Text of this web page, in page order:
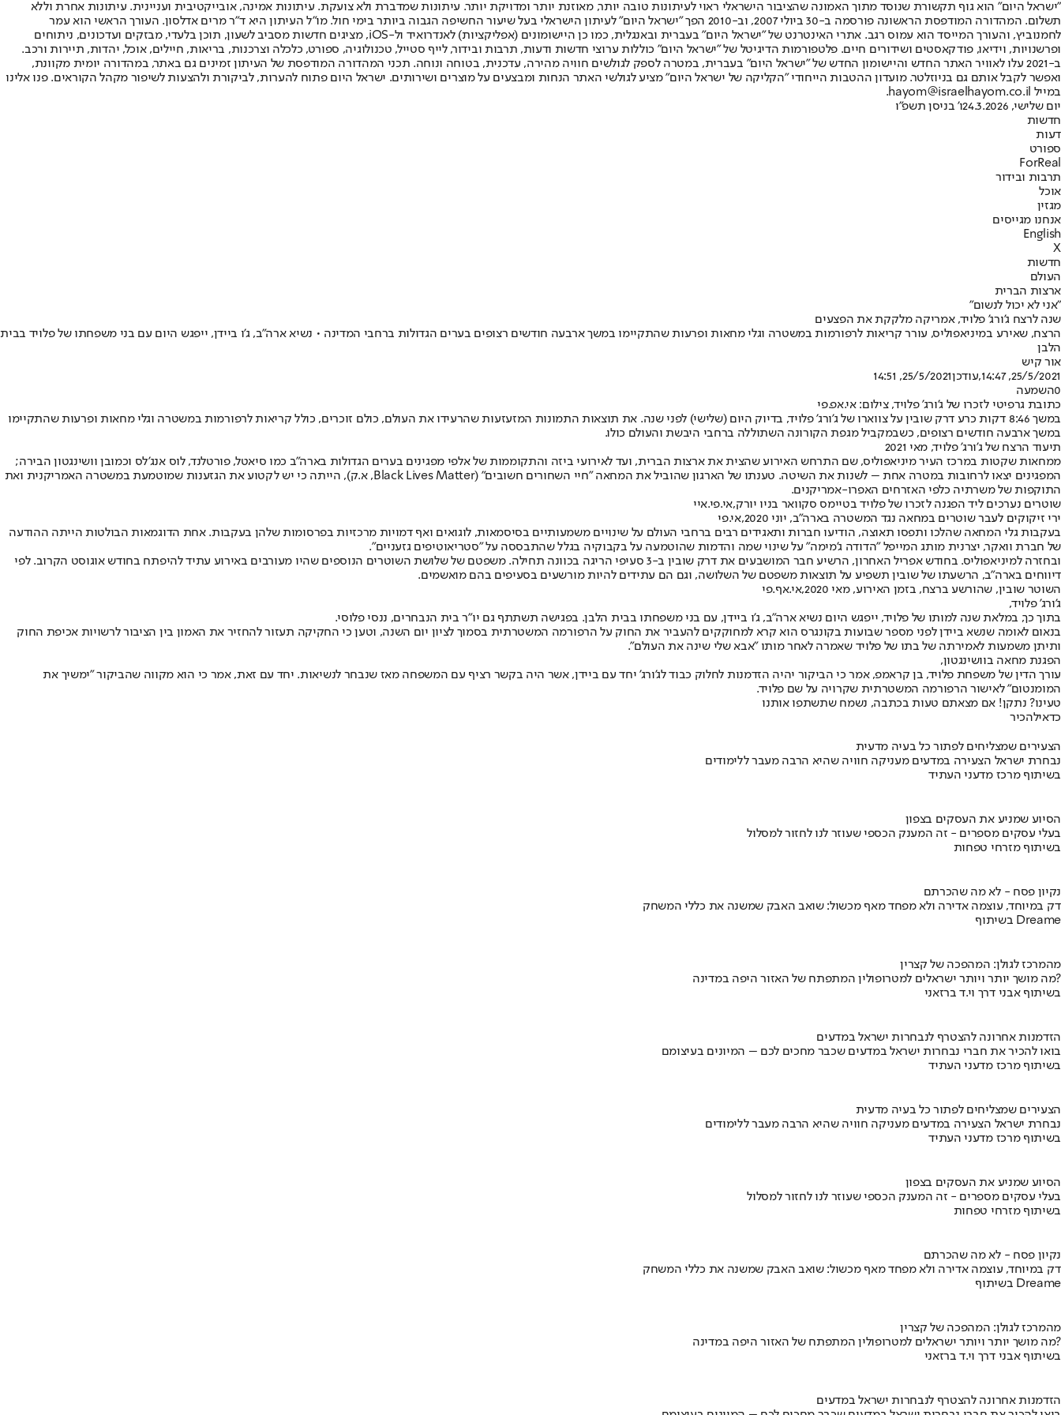
"ישראל היום" הוא גוף תקשורת שנוסד מתוך האמונה שהציבור הישראלי ראוי לעיתונות טובה יותר, מאוזנת יותר ומדויקת יותר. עיתונות שמדברת ולא צועקת. עיתונות אמינה, אובייקטיבית ועניינית. עיתונות אחרת וללא
תשלום. המהדורה המודפסת הראשונה פורסמה ב-30 ביולי 2007, וב-2010 הפך "ישראל היום" לעיתון הישראלי בעל שיעור החשיפה הגבוה ביותר בימי חול. מו"ל העיתון היא ד"ר מרים אדלסון. העורך הראשי הוא עמר
לחמנוביץ, והעורך המייסד הוא עמוס רגב. אתרי האינטרנט של "ישראל היום" בעברית ובאנגלית, כמו כן היישומונים (אפליקציות) לאנדרואיד ול-iOS, מציגים חדשות מסביב לשעון, תוכן בלעדי, מבזקים ועדכונים, ניתוחים
ופרשנויות, וידיאו, פודקאסטים ושידורים חיים. פלטפורמות הדיגיטל של "ישראל היום" כוללות ערוצי חדשות ודעות, תרבות ובידור, לייף סטייל, טכנולוגיה, ספורט, כלכלה וצרכנות, בריאות, חיילים, אוכל, יהדות, תיירות ורכב.
ב-2021 עלו לאוויר האתר החדש והיישומון החדש של "ישראל היום" בעברית, במטרה לספק לגולשים חוויה מהירה, עדכנית, בטוחה ונוחה. תכני המהדורה המודפסת של העיתון זמינים גם באתר, במהדורה יומית מקוונת,
ואפשר לקבל אותם גם בניוזלטר. מועדון ההטבות הייחודי "הקליקה של ישראל היום" מציע לגולשי האתר הנחות ומבצעים על מוצרים ושירותים. ישראל היום פתוח להערות, לביקורת ולהצעות לשיפור מקהל הקוראים. פנו אלינו
במייל hayom@israelhayom.co.il.
יום שלישי, 24.3.2026
ו' בניסן תשפ"ו
חדשות
דעות
ספורט
ForReal
תרבות ובידור
אוכל
מגזין
אנחנו מגייסים
English
X
חדשות
העולם
ארצות הברית
"אני לא יכול לנשום"
שנה לרצח ג'ורג' פלויד, אמריקה מלקקת את הפצעים
הרצח, שאירע במיניאפוליס, עורר קריאות לרפורמות במשטרה וגלי מחאות ופרעות שהתקיימו במשך ארבעה חודשים רצופים בערים הגדולות ברחבי המדינה • נשיא ארה"ב, ג'ו ביידן, ייפגש היום עם בני משפחתו של פלויד בבית
הלבן
אור קיש
25/5/2021, 14:47
,עודכן25/5/2021, 14:51
0השמעה
כתובת גרפיטי לזכרו של ג'ורג' פלויד, צילום: אי.אפ.פי
במשך 8:46 דקות כרע דרק שובין על צווארו של ג'ורג' פלויד, בדיוק היום (שלישי) לפני שנה. את תוצאות התמונות המזעזעות שהרעידו את העולם, כולם זוכרים, כולל קריאות לרפורמות במשטרה וגלי מחאות ופרעות שהתקיימו
במשך ארבעה חודשים רצופים, כשבמקביל מגפת הקורונה השתוללה ברחבי היבשת והעולם כולו.
תיעוד הרצח של ג'ורג' פלויד, מאי 2021
ממחאות שקטות במרכז העיר מיניאפוליס, שם התרחש האירוע שהצית את ארצות הברית, ועד לאירועי ביזה והתקוממות של אלפי מפגינים בערים הגדולות בארה"ב כמו סיאטל, פורטלנד, לוס אנג'לס וכמובן וושינגטון הבירה;
המפגינים יצאו לרחובות במטרה אחת – לשנות את השיטה. טענתו של הארגון שהוביל את המחאה "חיי השחורים חשובים" (Black Lives Matter, א.ק), הייתה כי יש לקטוע את הגזענות שמוטמעת במשטרה האמריקנית ואת
התוקפות של משרתיה כלפי האזרחים האפרו-אמריקנים.
שוטרים נערכים ליד הפגנה לזכרו של פלויד בטיימס סקוואר בניו יורק,אי.פי.איי
ירי זיקוקים לעבר שוטרים במחאה נגד המשטרה בארה"ב, יוני 2020,אי.פי
בעקבות גלי המחאה שהלכו ותפסו תאוצה, הודיעו חברות ותאגידים רבים ברחבי העולם על שינויים משמעותיים בסיסמאות, לוגואים ואף דמויות מרכזיות בפרסומות שלהן בעקבות. אחת הדוגמאות הבולטות הייתה ההודעה
של חברת וואקר, יצרנית מותג המייפל "הדודה ג'מימה" על שינוי שמה והדמות שהוטמעה על בקבוקיה בגלל שהתבססה על "סטריאוטיפים גזעניים".
ובחזרה למיניאפוליס. בחודש אפריל האחרון, הרשיע חבר המושבעים את דרק שובין ב-3 סעיפי הריגה בכוונה תחילה. משפטם של שלושת השוטרים הנוספים שהיו מעורבים באירוע עתיד להיפתח בחודש אוגוסט הקרוב. לפי
דיווחים בארה"ב, הרשעתו של שובין תשפיע על תוצאות משפטם של השלושה, וגם הם עתידים להיות מורשעים בסעיפים בהם מואשמים.
השוטר שובין, שהורשע ברצח, בזמן האירוע, מאי 2020,אי.אף.פי
ג'ורג' פלויד,
בתוך כך, במלאת שנה למותו של פלויד, ייפגש היום נשיא ארה"ב, ג'ו ביידן, עם בני משפחתו בבית הלבן. בפגישה תשתתף גם יו"ר בית הנבחרים, ננסי פלוסי.
בנאום לאומה שנשא ביידן לפני מספר שבועות בקונגרס הוא קרא למחוקקים להעביר את החוק על הרפורמה המשטרתית בסמוך לציון יום השנה, וטען כי החקיקה תעזור להחזיר את האמון בין הציבור לרשויות אכיפת החוק
ותיתן משמעות לאמירתה של בתו של פלויד שאמרה לאחר מותו "אבא שלי שינה את העולם".
הפגנת מחאה בוושינגטון,
עורך הדין של משפחת פלויד, בן קראמפ, אמר כי הביקור יהיה הזדמנות לחלוק כבוד לג'ורג' יחד עם ביידן, אשר היה בקשר רציף עם המשפחה מאז שנבחר לנשיאות. יחד עם זאת, אמר כי הוא מקווה שהביקור "ימשיך את
המומנטום" לאישור הרפורמה המשטרתית שקרויה על שם פלויד.
טעינו? נתקן! אם מצאתם טעות בכתבה, נשמח שתשתפו אותנו
כדאילהכיר
הצעירים שמצליחים לפתור כל בעיה מדעית
נבחרת ישראל הצעירה במדעים מעניקה חוויה שהיא הרבה מעבר ללימודים
בשיתוף מרכז מדעני העתיד
הסיוע שמניע את העסקים בצפון
בעלי עסקים מספרים - זה המענק הכספי שעוזר לנו לחזור למסלול
בשיתוף מזרחי טפחות
נקיון פסח - לא מה שהכרתם
דק במיוחד, עוצמה אדירה ולא מפחד מאף מכשול: שואב האבק שמשנה את כללי המשחק
בשיתוף Dreame
מהמרכז לגולן: המהפכה של קצרין
מה מושך יותר ויותר ישראלים למטרופולין המתפתח של האזור היפה במדינה?
בשיתוף אבני דרך וי.ד ברזאני
הזדמנות אחרונה להצטרף לנבחרות ישראל במדעים
בואו להכיר את חברי נבחרות ישראל במדעים שכבר מחכים לכם – המיונים בעיצומם
בשיתוף מרכז מדעני העתיד
הצעירים שמצליחים לפתור כל בעיה מדעית
נבחרת ישראל הצעירה במדעים מעניקה חוויה שהיא הרבה מעבר ללימודים
בשיתוף מרכז מדעני העתיד
הסיוע שמניע את העסקים בצפון
בעלי עסקים מספרים - זה המענק הכספי שעוזר לנו לחזור למסלול
בשיתוף מזרחי טפחות
נקיון פסח - לא מה שהכרתם
דק במיוחד, עוצמה אדירה ולא מפחד מאף מכשול: שואב האבק שמשנה את כללי המשחק
בשיתוף Dreame
מהמרכז לגולן: המהפכה של קצרין
מה מושך יותר ויותר ישראלים למטרופולין המתפתח של האזור היפה במדינה?
בשיתוף אבני דרך וי.ד ברזאני
הזדמנות אחרונה להצטרף לנבחרות ישראל במדעים